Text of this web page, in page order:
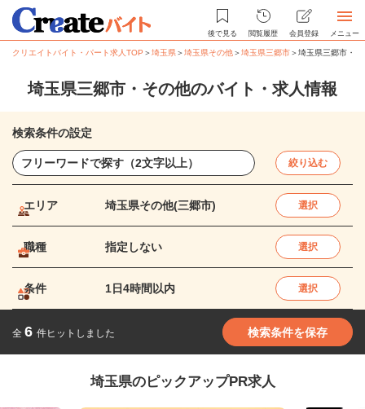
後で見る 閲覧履歴 会員登録 メニュー
クリエイトバイト・パート求人TOP ＞埼玉県＞埼玉県その他＞埼玉県三郷市＞埼玉県三郷市・
埼玉県三郷市・その他のバイト・求人情報
検索条件の設定
絞り込む
エリア 埼玉県その他(三郷市) 選択
職種 指定しない 選択
条件 1日4時間以内 選択
全 6 件ヒットしました 検索条件を保存
埼玉県のピックアップPR求人